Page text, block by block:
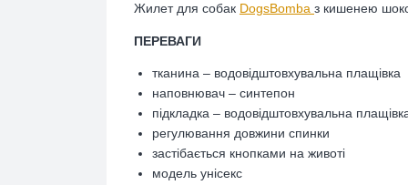
Жилет для собак DogsBomba з кишенею
ПЕРЕВАГИ
тканина – водовідштовхувальна плащівка
наповнювач – синтепон
підкладка – водовідштовхувальна
регулювання довжини спинки
застібається кнопками на животі
модель унісекс